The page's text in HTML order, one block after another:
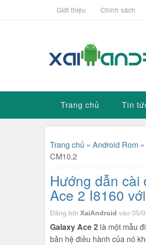
Giới thiệu Chính sách
Trang chủ Tin
Trang chủ » Android Rom »
CM10.2
Hướng dẫn cài
Ace 2 I8160
Đăng bởi XaiAndroid vào 05/
Galaxy Ace 2 là một mẫu
bản hệ điều hành của nó